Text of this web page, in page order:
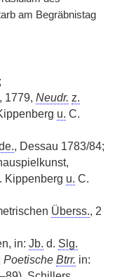
am Begräbnistag
1779, Neudr. z.
u. C.
, Dessau 1783/84;
Kippenberg u. C.
Überss., 2
in: Jb. d. Slg.
Poetische Btrr. in: